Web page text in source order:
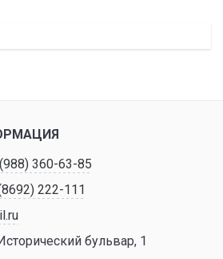
360-63-85
222-111
бульвар, 1